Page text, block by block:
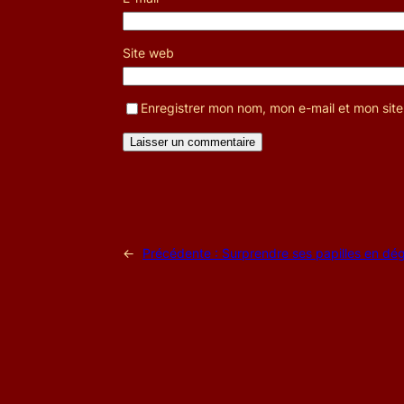
Site web
Enregistrer mon nom, mon e-mail et mon
← Précédente : Surprendre ses papilles en